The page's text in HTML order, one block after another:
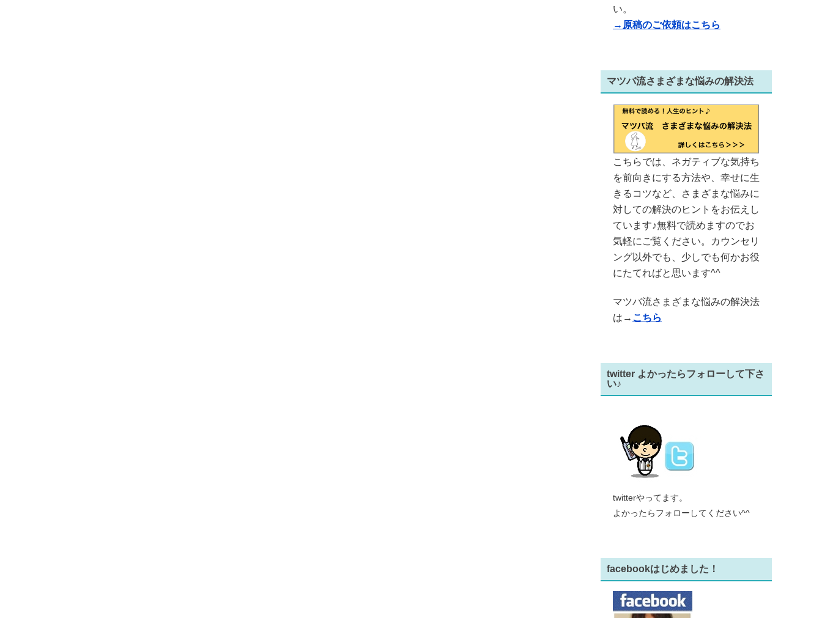
い。
→原稿のご依頼はこちら
マツバ流さまざまな悩みの解決法
こちらでは、ネガティブな気持ち
を前向きにする方法や、幸せに生
きるコツなど、さまざまな悩みに
対しての解決のヒントをお伝えし
ています♪無料で読めますのでお
気軽にご覧ください。カウンセリ
ング以外でも、少しでも何かお役
にたてればと思います^^
マツバ流さまざまな悩みの解決法
は→ こちら
twitter よかったらフォローして下さ
い♪
twitterやってます。
よかったらフォローしてください^^
facebookはじめました！